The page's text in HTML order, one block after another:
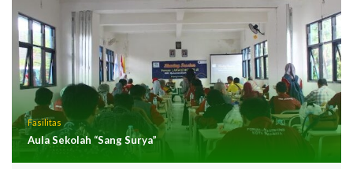
Fasilitas
Aula Sekolah “Sang Surya”